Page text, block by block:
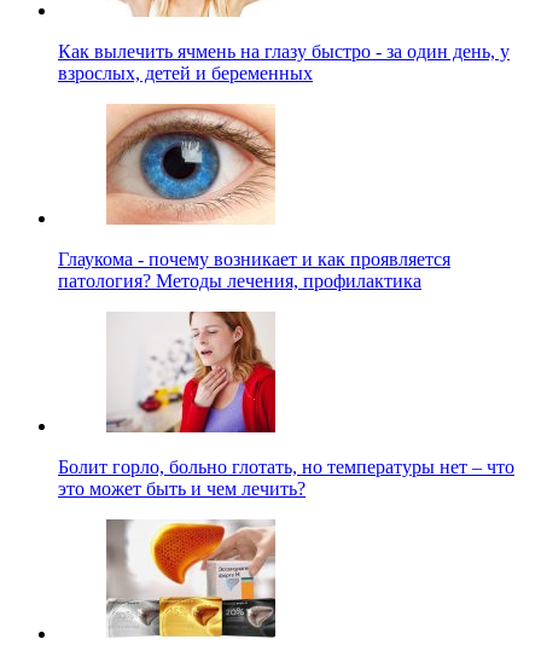
Как вылечить ячмень на глазу быстро - за один день, у
взрослых, детей и беременных
Глаукома - почему возникает и как проявляется
патология? Методы лечения, профилактика
Болит горло, больно глотать, но температуры нет – что
это может быть и чем лечить?